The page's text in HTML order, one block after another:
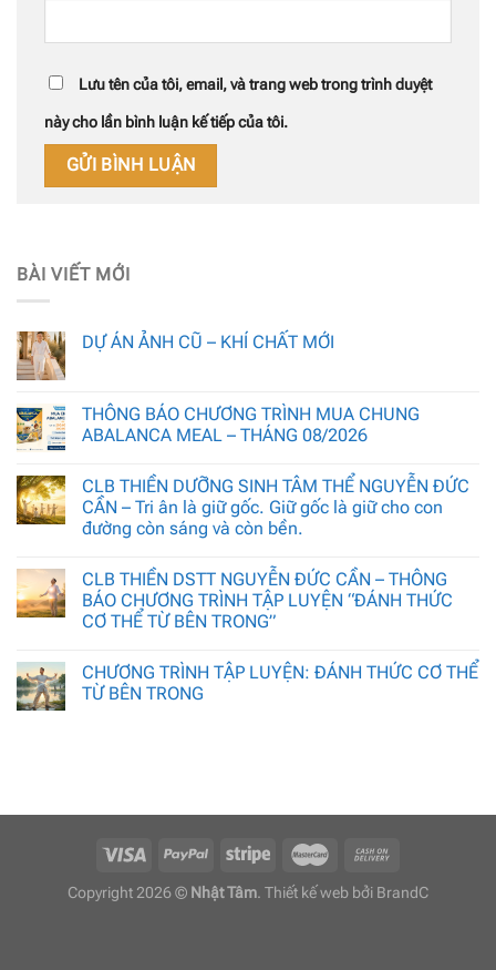
Lưu tên của tôi, email, và trang web trong trình duyệt
này cho lần bình luận kế tiếp của tôi.
BÀI VIẾT MỚI
DỰ ÁN ẢNH CŨ – KHÍ CHẤT MỚI
THÔNG BÁO CHƯƠNG TRÌNH MUA CHUNG
ABALANCA MEAL – THÁNG 08/2026
CLB THIỀN DƯỠNG SINH TÂM THỂ NGUYỄN ĐỨC
CẦN – Tri ân là giữ gốc. Giữ gốc là giữ cho con
đường còn sáng và còn bền.
CLB THIỀN DSTT NGUYỄN ĐỨC CẦN – THÔNG
BÁO CHƯƠNG TRÌNH TẬP LUYỆN “ĐÁNH THỨC
CƠ THỂ TỪ BÊN TRONG”
CHƯƠNG TRÌNH TẬP LUYỆN: ĐÁNH THỨC CƠ THỂ
TỪ BÊN TRONG
Copyright 2026 © Nhật Tâm. Thiết kế web bởi BrandC